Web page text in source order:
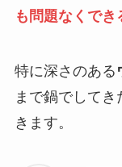
も問題なくでき
特に深さのある
まで鍋でして
きます。